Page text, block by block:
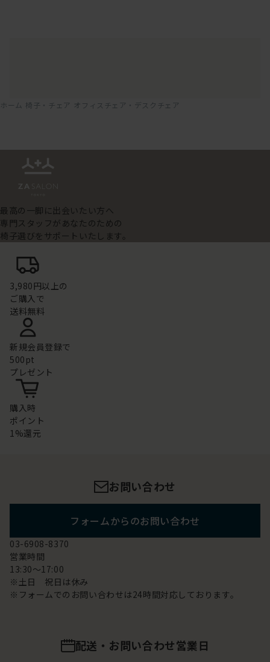
ホーム 椅子・チェア オフィスチェア・デスクチェア
最高の一脚に出会いたい方へ
専門スタッフがあなたのための
椅子選びをサポートいたします。
3,980円以上の
ご購入で
送料無料
新規会員登録で
500pt
プレゼント
購入時
ポイント
1%還元
お問い合わせ
フォームからのお問い合わせ
03-6908-8370
営業時間
13:30～17:00
※土日 祝日は休み
※フォームでのお問い合わせは24時間対応しております。
配送・お問い合わせ営業日